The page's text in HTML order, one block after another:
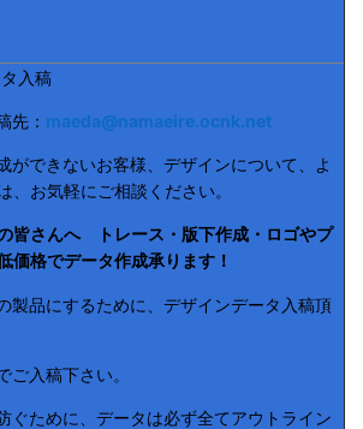
入稿
先： maeda@namaeire.ocnk.net
ができないお客様、デザインについて、よ
、お気軽にご相談ください。
皆さんへ トレース・版下作成・ロゴやプ
価格でデータ作成承ります！
製品にするために、デザインデータ入稿頂
入稿下さい。
ぐために、データは必ず全てアウトライン